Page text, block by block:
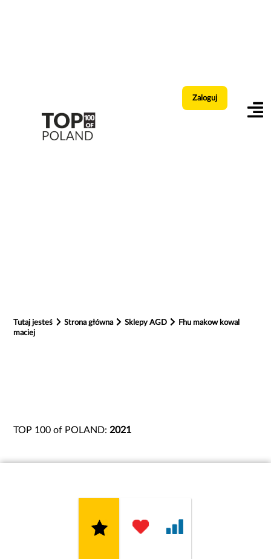
Zaloguj
Tutaj jesteś Strona główna Sklepy AGD
Fhu makow kowal
maciej
TOP 100 of POLAND:2021